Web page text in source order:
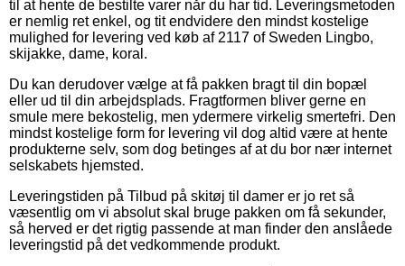
til at hente de bestilte varer når du har tid. Leveringsmetoden
er nemlig ret enkel, og tit endvidere den mindst kostelige
mulighed for levering ved køb af 2117 of Sweden Lingbo,
skijakke, dame, koral.
Du kan derudover vælge at få pakken bragt til din bopæl
eller ud til din arbejdsplads. Fragtformen bliver gerne en
smule mere bekostelig, men ydermere virkelig smertefri. Den
mindst kostelige form for levering vil dog altid være at hente
produkterne selv, som dog betinges af at du bor nær internet
selskabets hjemsted.
Leveringstiden på Tilbud på skitøj til damer er jo ret så
væsentlig om vi absolut skal bruge pakken om få sekunder,
så herved er det rigtig passende at man finder den anslåede
leveringstid på det vedkommende produkt.